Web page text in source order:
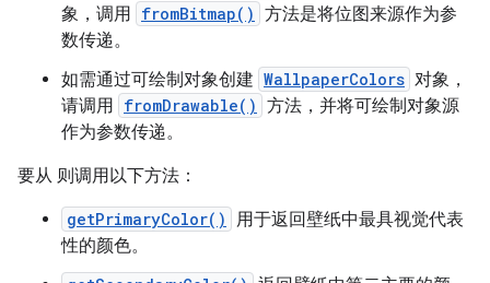
象，调用 fromBitmap() 方法是将位图来源作为参
数传递。
如需通过可绘制对象创建 WallpaperColors 对象，
请调用 fromDrawable() 方法，并将可绘制对象源
作为参数传递。
要从 则调用以下方法：
getPrimaryColor()
用于返回壁纸中最具视觉代表
性的颜色。